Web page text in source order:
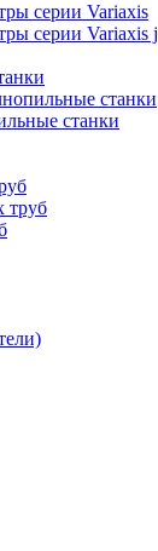
серии Variaxis
серии Variaxis j
станки
станки
труб